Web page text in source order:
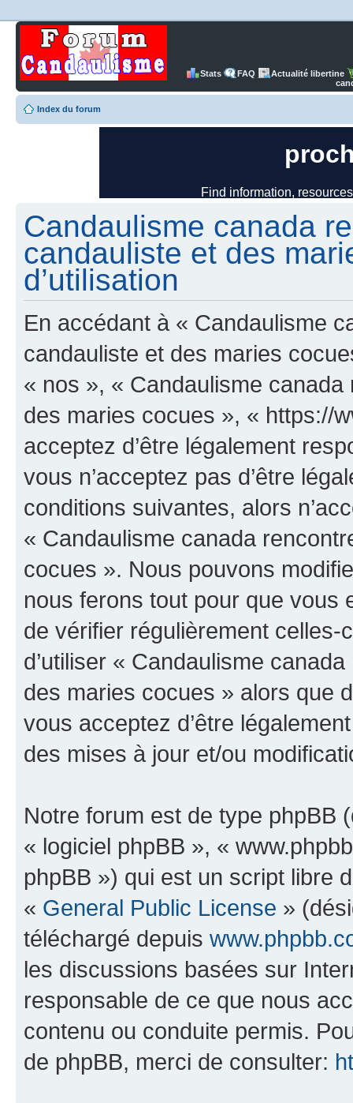
Stats FAQ
Actualité libertine
Index du forum
Candaulisme canada
candauliste et des
d’utilisation
En accédant à « Candaulisme
candauliste et des maries
« nos », « Candaulisme
des maries cocues », « https://
acceptez d’être légalement
vous n’acceptez pas d’être
conditions suivantes, alors
« Candaulisme canada
cocues ». Nous pouvons
nous ferons tout pour que vous
de vérifier régulièrement
d’utiliser « Candaulisme
des maries cocues » alors que
vous acceptez d’être
des mises à jour et/ou
Notre forum est de type phpBB
« logiciel phpBB », «
phpBB ») qui est un script libre
« General Public License »
téléchargé depuis
les discussions basées sur
responsable de ce que nous
contenu ou conduite permis.
de phpBB, merci de consulter: